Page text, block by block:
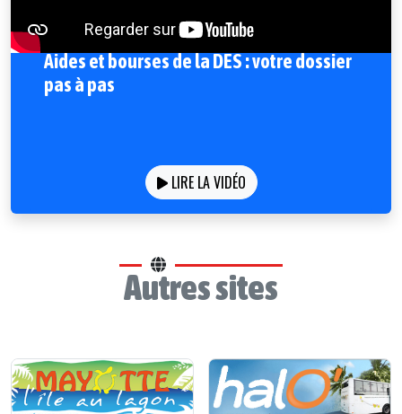
Aides et bourses de la DES : votre dossier
pas à pas
LIRE LA VIDÉO
Autres sites